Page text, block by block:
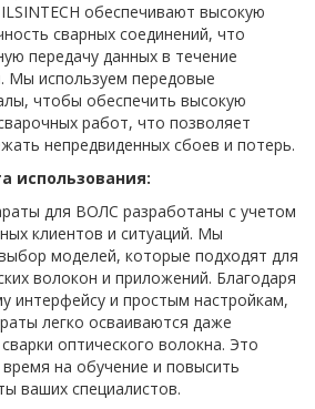
обеспечивают высокую
сварных соединений, что
передачу данных в течение
Мы используем передовые
чтобы обеспечить высокую
работ, что позволяет
непредвиденных сбоев и потерь.
использования:
для ВОЛС разработаны с учетом
клиентов и ситуаций. Мы
моделей, которые подходят для
волокон и приложений. Благодаря
интерфейсу и простым настройкам,
легко осваиваются даже
оптического волокна. Это
на обучение и повысить
ваших специалистов.